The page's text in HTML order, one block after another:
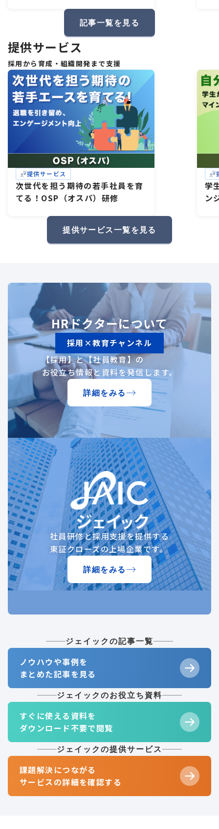
記事一覧を見る
提供サービス
採用から育成・組織開発まで支援
提供サービス
次世代を担う期待の若手社員を育
てる！OSP（オスパ）研修
学
ン
提供サービス一覧を見る
HRドクターについて
採用×教育チャンネル
【採用】と【社員教育】の
お役立ち情報と資料を発信します。
詳細をみる
社員研修と採用支援を提供する
東証クローズの上場企業です。
詳細をみる
ジェイックの記事一覧
ノウハウや事例を
まとめた記事を見る
ジェイックのお役立ち資料
すぐに使える資料を
ダウンロード不要で閲覧
ジェイックの提供サービス
課題解決につながる
サービスの詳細を確認する